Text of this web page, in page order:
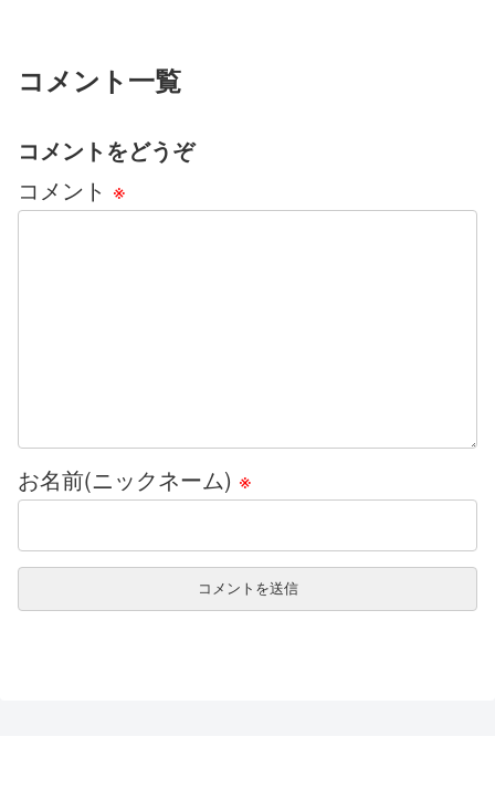
コメント一覧
コメントをどうぞ
コメント ※
お名前(ニックネーム) ※